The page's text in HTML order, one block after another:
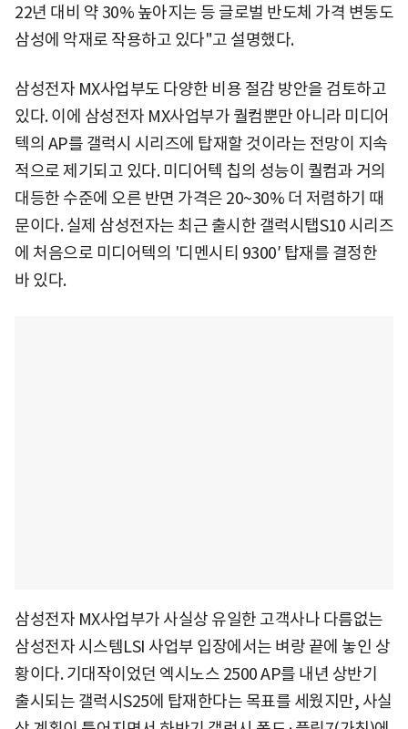
22년 대비 약 30% 높아지는 등 글로벌 반도체 가격 변동도
삼성에 악재로 작용하고 있다"고 설명했다.
삼성전자 MX사업부도 다양한 비용 절감 방안을 검토하고
있다. 이에 삼성전자 MX사업부가 퀄컴뿐만 아니라 미디어
텍의 AP를 갤럭시 시리즈에 탑재할 것이라는 전망이 지속
적으로 제기되고 있다. 미디어텍 칩의 성능이 퀄컴과 거의
대등한 수준에 오른 반면 가격은 20~30% 더 저렴하기 때
문이다. 실제 삼성전자는 최근 출시한 갤럭시탭S10 시리즈
에 처음으로 미디어텍의 '디멘시티 9300′ 탑재를 결정한
바 있다.
삼성전자 MX사업부가 사실상 유일한 고객사나 다름없는
삼성전자 시스템LSI 사업부 입장에서는 벼랑 끝에 놓인 상
황이다. 기대작이었던 엑시노스 2500 AP를 내년 상반기
출시되는 갤럭시S25에 탑재한다는 목표를 세웠지만, 사실